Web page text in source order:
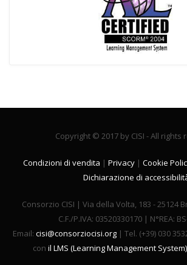
Copyright © 2017 by CISI - All rights
Condizioni di vendita | Privacy| Cookie
Dichiarazione di
Consorzio CISI | Via della Volta, 183 - 25124
C.F./P.IVA: 03520330170 | N°REA:
Email: cisi@consorziocisi.org| Tel. (+39) 030
con il LMS (Learning Management System)